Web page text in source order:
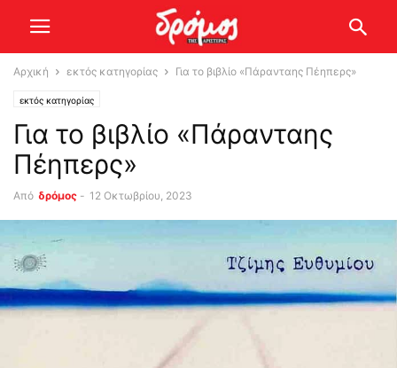
Αρχική εκτός κατηγορίας Για το βιβλίο «Πάρανταης Πέηπερς»
εκτός κατηγορίας
Για το βιβλίο «Πάρανταης
Πέηπερς»
Από δρόμος - 12 Οκτωβρίου, 2023